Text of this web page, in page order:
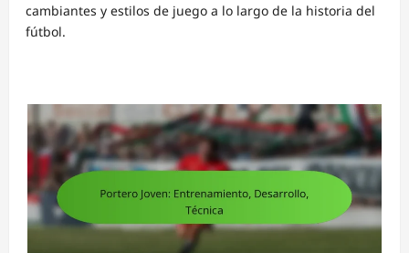
cambiantes y estilos de juego a lo largo de la historia del
fútbol.